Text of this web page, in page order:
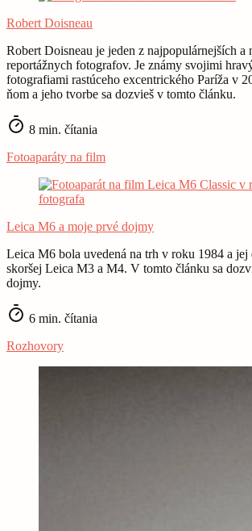
Robert Doisneau
Robert Doisneau je jeden z najpopulárnejších a
reportážnych fotografov. Je známy svojimi
fotografiami rastúceho excentrického Paríža v
ňom a jeho tvorbe sa dozvieš v tomto článku.
8 min. čítania
Fotoaparáty na film
Leica M6 a moje prvé dojmy
Leica M6 bola uvedená na trh v roku 1984 a
skoršej Leica M3 a M4. V tomto článku sa
dojmy.
6 min. čítania
Rozhovory